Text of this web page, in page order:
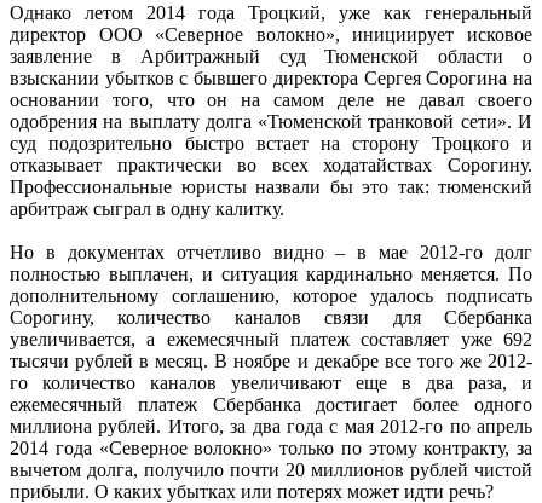
Однако летом 2014 года Троцкий, уже как генеральный
директор ООО «Северное волокно», инициирует исковое
заявление в Арбитражный суд Тюменской области о
взыскании убытков с бывшего директора Сергея Сорогина на
основании того, что он на самом деле не давал своего
одобрения на выплату долга «Тюменской транковой сети». И
суд подозрительно быстро встает на сторону Троцкого и
отказывает практически во всех ходатайствах Сорогину.
Профессиональные юристы назвали бы это так: тюменский
арбитраж сыграл в одну калитку.
Но в документах отчетливо видно – в мае 2012-го долг
полностью выплачен, и ситуация кардинально меняется. По
дополнительному соглашению, которое удалось подписать
Сорогину, количество каналов связи для Сбербанка
увеличивается, а ежемесячный платеж составляет уже 692
тысячи рублей в месяц. В ноябре и декабре все того же 2012-
го количество каналов увеличивают еще в два раза, и
ежемесячный платеж Сбербанка достигает более одного
миллиона рублей. Итого, за два года с мая 2012-го по апрель
2014 года «Северное волокно» только по этому контракту, за
вычетом долга, получило почти 20 миллионов рублей чистой
прибыли. О каких убытках или потерях может идти речь?